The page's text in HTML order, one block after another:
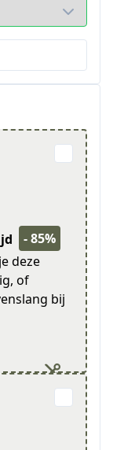
- 85%
deze
of
bij